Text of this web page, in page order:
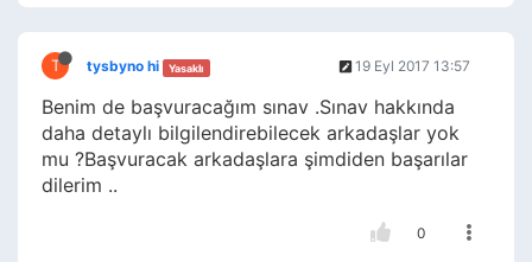
T tysbyno hi Yasaklı 19 Eyl 2017 13:57
Benim de başvuracağım sınav .Sınav hakkında
daha detaylı bilgilendirebilecek arkadaşlar yok
mu ?Başvuracak arkadaşlara şimdiden başarılar
dilerim ..
0